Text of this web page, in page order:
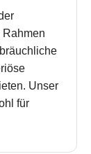
Rahmen
Unser
für